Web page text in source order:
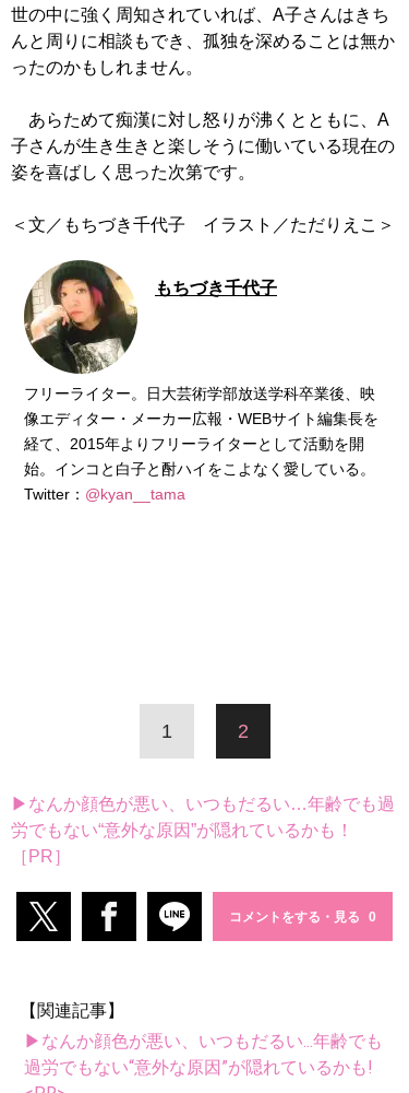
世の中に強く周知されていれば、A子さんはきち
んと周りに相談もでき、孤独を深めることは無か
ったのかもしれません。
あらためて痴漢に対し怒りが沸くとともに、A
子さんが生き生きと楽しそうに働いている現在の
姿を喜ばしく思った次第です。
＜文／もちづき千代子 イラスト／ただりえこ＞
もちづき千代子
フリーライター。日大芸術学部放送学科卒業後、映
像エディター・メーカー広報・WEBサイト編集長を
経て、2015年よりフリーライターとして活動を開
始。インコと白子と酎ハイをこよなく愛している。
Twitter： @kyan__tama
1 2
▶なんか顔色が悪い、いつもだるい…年齢でも過
労でもない“意外な原因”が隠れているかも！
［PR］
コメントをする・見る
【関連記事】
▶なんか顔色が悪い、いつもだるい...年齢でも
過労でもない“意外な原因”が隠れているかも!